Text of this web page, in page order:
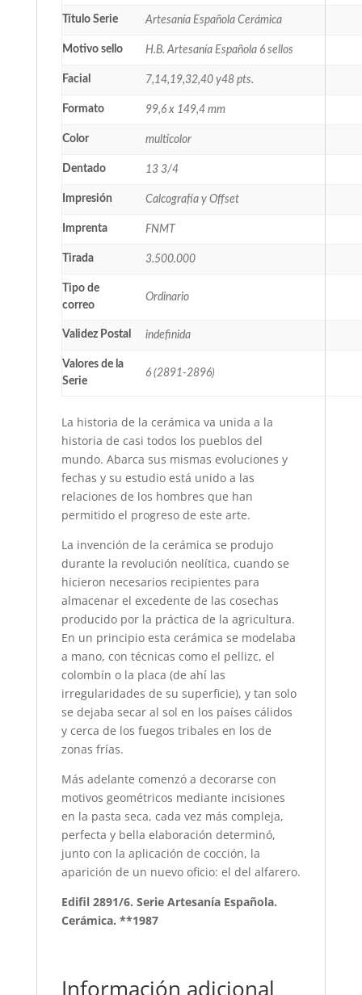
Título Serie Artesanía Española Cerámica
Motivo sello H.B. Artesanía Española 6 sellos
Facial 7,14,19,32,40 y48 pts.
Formato 99,6 x 149,4 mm
Color multicolor
Dentado 13 3/4
Impresión Calcografía y Offset
Imprenta FNMT
Tirada 3.500.000
Tipo de
correo
Ordinario
Validez Postal indefinida
Valores de la
Serie
6 (2891-2896)
La historia de la cerámica va unida a la
historia de casi todos los pueblos del
mundo. Abarca sus mismas evoluciones y
fechas y su estudio está unido a las
relaciones de los hombres que han
permitido el progreso de este arte.
La invención de la cerámica se produjo
durante la revolución neolítica, cuando se
hicieron necesarios recipientes para
almacenar el excedente de las cosechas
producido por la práctica de la agricultura.
En un principio esta cerámica se modelaba
a mano, con técnicas como el pellizc, el
colombín o la placa (de ahí las
irregularidades de su superficie), y tan solo
se dejaba secar al sol en los países cálidos
y cerca de los fuegos tribales en los de
zonas frías.
Más adelante comenzó a decorarse con
motivos geométricos mediante incisiones
en la pasta seca, cada vez más compleja,
perfecta y bella elaboración determinó,
junto con la aplicación de cocción, la
aparición de un nuevo oficio: el del alfarero.
Edifil 2891/6. Serie Artesanía Española.
Cerámica. **1987
Información adicional